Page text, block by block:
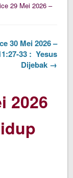
29 Mei 2026 –
30 Mei 2026 –
33 : Yesus
Dijebak →
2026